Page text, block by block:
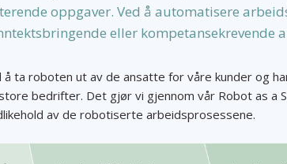
oppgaver. Ved å automatisere
eller kompetansekrevende
å ta roboten ut av de ansatte for våre kunder og
bedrifter. Det gjør vi gjennom vår Robot as a
av de robotiserte arbeidsprosessene.